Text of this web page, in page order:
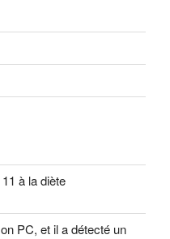
à la diète
PC, et il a détecté un